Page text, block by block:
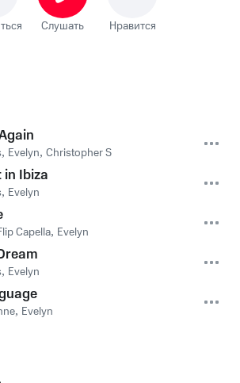
Слушать Нравится
, Evelyn, Christopher S
in Ibiza
, Evelyn
Capella, Evelyn
, Evelyn
, Evelyn